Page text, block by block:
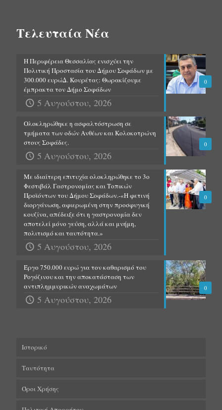
Τελευταία Νέα
0
Η Περιφέρεια Θεσσαλίας ενισχύει την
Πολιτική Προστασία του Δήμου Σοφάδων με
300.000 ευρώΔ. Κουρέτας: Θωρακίζουμε
έμπρακτα τον Δήμο Σοφάδων
5 Αυγούστου, 2026
0
Ολοκληρώθηκε η ασφαλτόστρωση σε
τμήματα των οδών Ανθέων και Κολοκοτρώνη
στους Σοφάδες.
5 Αυγούστου, 2026
0
Με ιδιαίτερη επιτυχία ολοκληρώθηκε το 3ο
Φεστιβάλ Γαστρονομίας και Τοπικών
Προϊόντων του Δήμου Σοφάδων.-«Η φετινή
διοργάνωση, αφιερωμένη στην προσφυγική
κουζίνα, απέδειξε ότι η γαστρονομία δεν
αποτελεί μόνο γεύση, αλλά και μνήμη,
πολιτισμό και ταυτότητα.»
5 Αυγούστου, 2026
0
Έργο 750.000 ευρώ για τον καθαρισμό του
Ρογόζινου και την αποκατάσταση των
αντιπλημμυρικών αναχωμάτων
5 Αυγούστου, 2026
Ιστορικό
Ταυτότητα
Όροι Χρήσης